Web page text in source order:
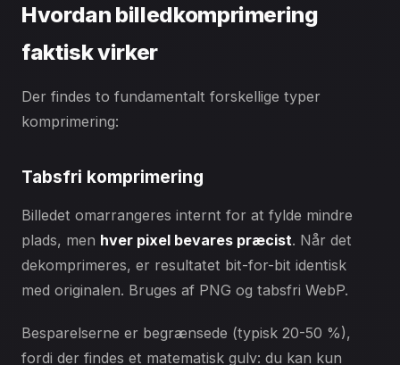
Hvordan billedkomprimering
faktisk virker
Der findes to fundamentalt forskellige typer
komprimering:
Tabsfri komprimering
Billedet omarrangeres internt for at fylde mindre
plads, men hver pixel bevares præcist. Når det
dekomprimeres, er resultatet bit-for-bit identisk
med originalen. Bruges af PNG og tabsfri WebP.
Besparelserne er begrænsede (typisk 20-50 %),
fordi der findes et matematisk gulv: du kan kun